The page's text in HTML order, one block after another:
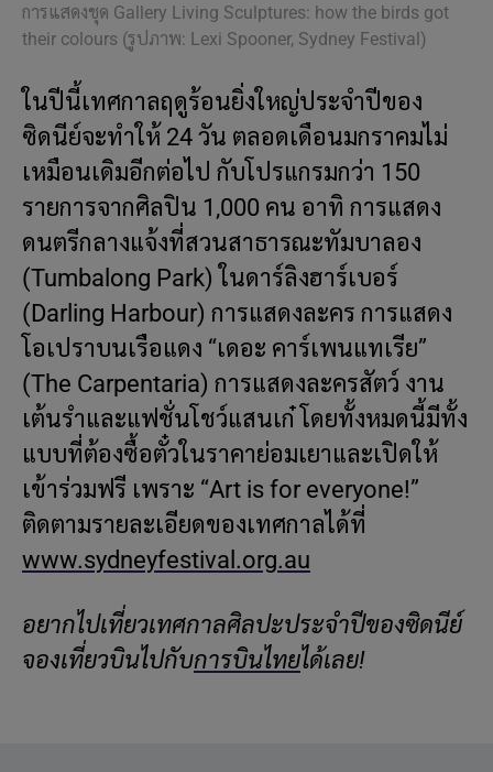
การแสดงชุด Gallery Living Sculptures: how the birds got
their colours (รูปภาพ: Lexi Spooner, Sydney Festival)
ในปีนี้เทศกาลฤดูร้อนยิ่งใหญ่ประจำปีของ
ซิดนีย์จะทำให้ 24 วัน ตลอดเดือนมกราคมไม่
เหมือนเดิมอีกต่อไป กับโปรแกรมกว่า 150
รายการจากศิลปิน 1,000 คน อาทิ การแสดง
ดนตรีกลางแจ้งที่สวนสาธารณะทัมบาลอง
(Tumbalong Park) ในดาร์ลิงฮาร์เบอร์
(Darling Harbour) การแสดงละคร การแสดง
โอเปราบนเรือแดง “เดอะ คาร์เพนแทเรีย”
(The Carpentaria) การแสดงละครสัตว์ งาน
เต้นรำและแฟชั่นโชว์แสนเก๋ โดยทั้งหมดนี้มีทั้ง
แบบที่ต้องซื้อตั๋วในราคาย่อมเยาและเปิดให้
เข้าร่วมฟรี เพราะ “Art is for everyone!”
ติดตามรายละเอียดของเทศกาลได้ที่
www.sydneyfestival.org.au
อยากไปเที่ยวเทศกาลศิลปะประจำปีของซิดนีย์
จองเที่ยวบินไปกับการบินไทยได้เลย!